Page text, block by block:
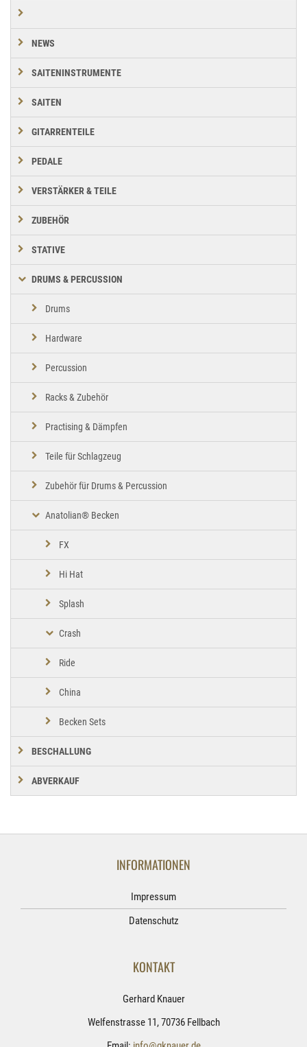
NEWS
SAITENINSTRUMENTE
SAITEN
GITARRENTEILE
PEDALE
VERSTÄRKER & TEILE
ZUBEHÖR
STATIVE
DRUMS & PERCUSSION
Drums
Hardware
Percussion
Racks & Zubehör
Practising & Dämpfen
Teile für Schlagzeug
Zubehör für Drums & Percussion
Anatolian® Becken
FX
Hi Hat
Splash
Crash
Ride
China
Becken Sets
BESCHALLUNG
ABVERKAUF
INFORMATIONEN
Impressum
Datenschutz
KONTAKT
Gerhard Knauer
Welfenstrasse 11, 70736 Fellbach